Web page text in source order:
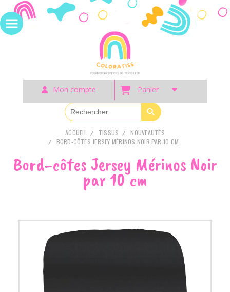
Mon compte Panier
ACCUEIL TISSUS
NOUVEAUTÉS
BORD-CÔTES JERSEY MÉRINOS NOIR PAR 10 CM
Bord-côtes Jersey Mérinos Noir
par 10 cm
Panneau de gestion des cookies